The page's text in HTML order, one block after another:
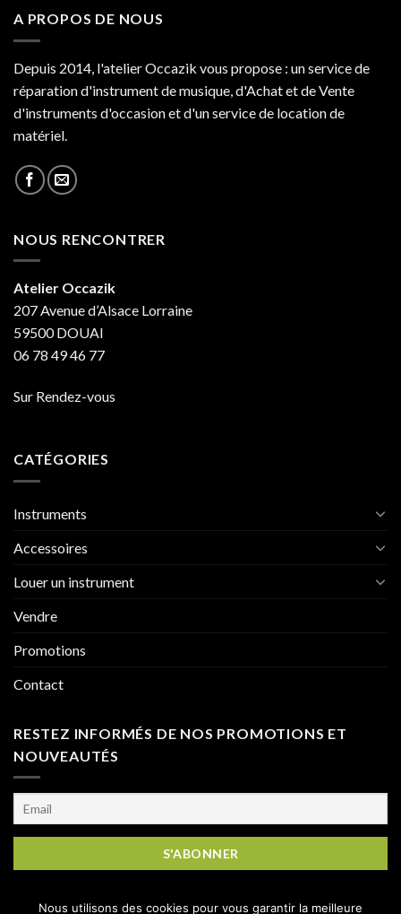
A PROPOS DE NOUS
Depuis 2014, l'atelier Occazik vous propose : un service de
réparation d'instrument de musique, d'Achat et de Vente
d'instruments d'occasion et d'un service de location de
matériel.
NOUS RENCONTRER
Atelier Occazik
207 Avenue d’Alsace Lorraine
59500 DOUAI
06 78 49 46 77
Sur Rendez-vous
CATÉGORIES
Instruments
Accessoires
Louer un instrument
Vendre
Promotions
Contact
RESTEZ INFORMÉS DE NOS PROMOTIONS ET
NOUVEAUTÉS
Nous utilisons des cookies pour vous garantir la meilleure